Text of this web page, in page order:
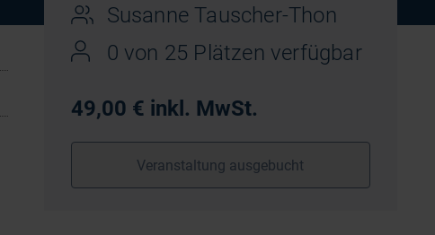
Susanne Tauscher-Thon
0 von 25 Plätzen verfügbar
49,00 € inkl. MwSt.
Veranstaltung ausgebucht